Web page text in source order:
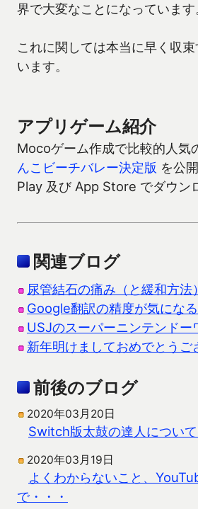
界で大変なことになっています
これに関しては本当に早く収
います。
アプリゲーム紹介
Mocoゲーム作成で比較的人気
んこビーチバレー決定版 を公
Play 及び App Store でダウン
関連ブログ
尿管結石の痛み（と緩和方法
Google翻訳の精度が気になる
USJのスーパーニンテンドー
新年明けましておめでとうご
前後のブログ
2020年03月20日
Switch版太鼓の達人につい
2020年03月19日
よくわからないこと、
で・・・